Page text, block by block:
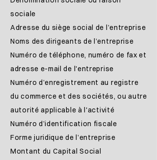
sociale
Adresse du siège social de l’entreprise
Noms des dirigeants de l’entreprise
Numéro de téléphone, numéro de fax et
adresse e-mail de l'entreprise
Numéro d’enregistrement au registre
du commerce et des sociétés, ou autre
autorité applicable à l'activité
Numéro d’identification fiscale
Forme juridique de l’entreprise
Montant du Capital Social